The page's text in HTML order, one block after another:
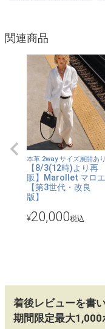
【こだわりの本革】
マット感のある上質な
【内装にもこだわりを】
内装は「サステナブル
材に。大切な持ち物を
【美しい仕上がり】
ハリのある絶妙な厚み
り込んだので、プライ
【ショルダーバッグ／
バッグの中は仕切りや
間。長財布やスマホ、
関連商品
本革 2way サイズ展開あり
【8/3(12時)より再
販】Marollet マロエ
【第3世代・改良
版】
¥20,000税込
着後レビューを書
期間限定最大1,000